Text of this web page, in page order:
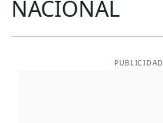
NACIONAL
PUBLICIDAD